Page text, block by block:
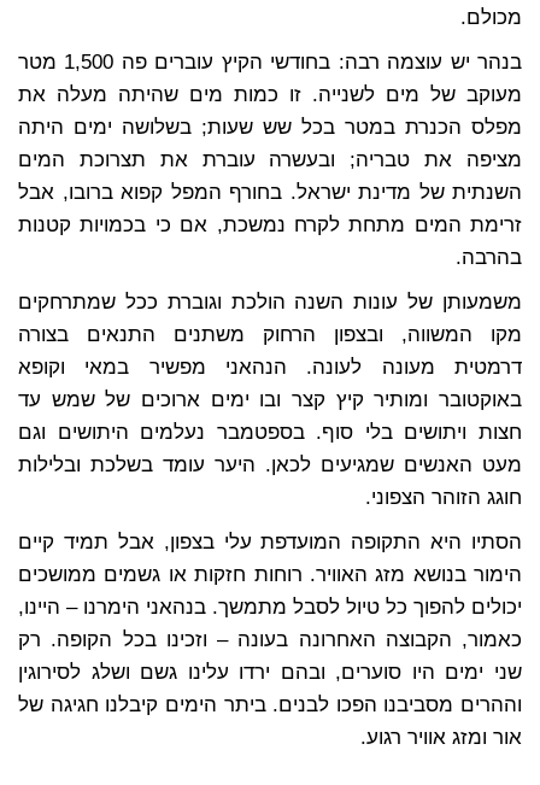
מכולם.
בנהר יש עוצמה רבה: בחודשי הקיץ עוברים פה 1,500 מטר
מעוקב של מים לשנייה. זו כמות מים שהיתה מעלה את
מפלס הכנרת במטר בכל שש שעות; בשלושה ימים היתה
מציפה את טבריה; ובעשרה עוברת את תצרוכת המים
השנתית של מדינת ישראל. בחורף המפל קפוא ברובו, אבל
זרימת המים מתחת לקרח נמשכת, אם כי בכמויות קטנות
בהרבה.
משמעותן של עונות השנה הולכת וגוברת ככל שמתרחקים
מקו המשווה, ובצפון הרחוק משתנים התנאים בצורה
דרמטית מעונה לעונה. הנהאני מפשיר במאי וקופא
באוקטובר ומותיר קיץ קצר ובו ימים ארוכים של שמש עד
חצות ויתושים בלי סוף. בספטמבר נעלמים היתושים וגם
מעט האנשים שמגיעים לכאן. היער עומד בשלכת ובלילות
חוגג הזוהר הצפוני.
הסתיו היא התקופה המועדפת עלי בצפון, אבל תמיד קיים
הימור בנושא מזג האוויר. רוחות חזקות או גשמים ממושכים
יכולים להפוך כל טיול לסבל מתמשך. בנהאני הימרנו – היינו,
כאמור, הקבוצה האחרונה בעונה – וזכינו בכל הקופה. רק
שני ימים היו סוערים, ובהם ירדו עלינו גשם ושלג לסירוגין
וההרים מסביבנו הפכו לבנים. ביתר הימים קיבלנו חגיגה של
אור ומזג אוויר רגוע.